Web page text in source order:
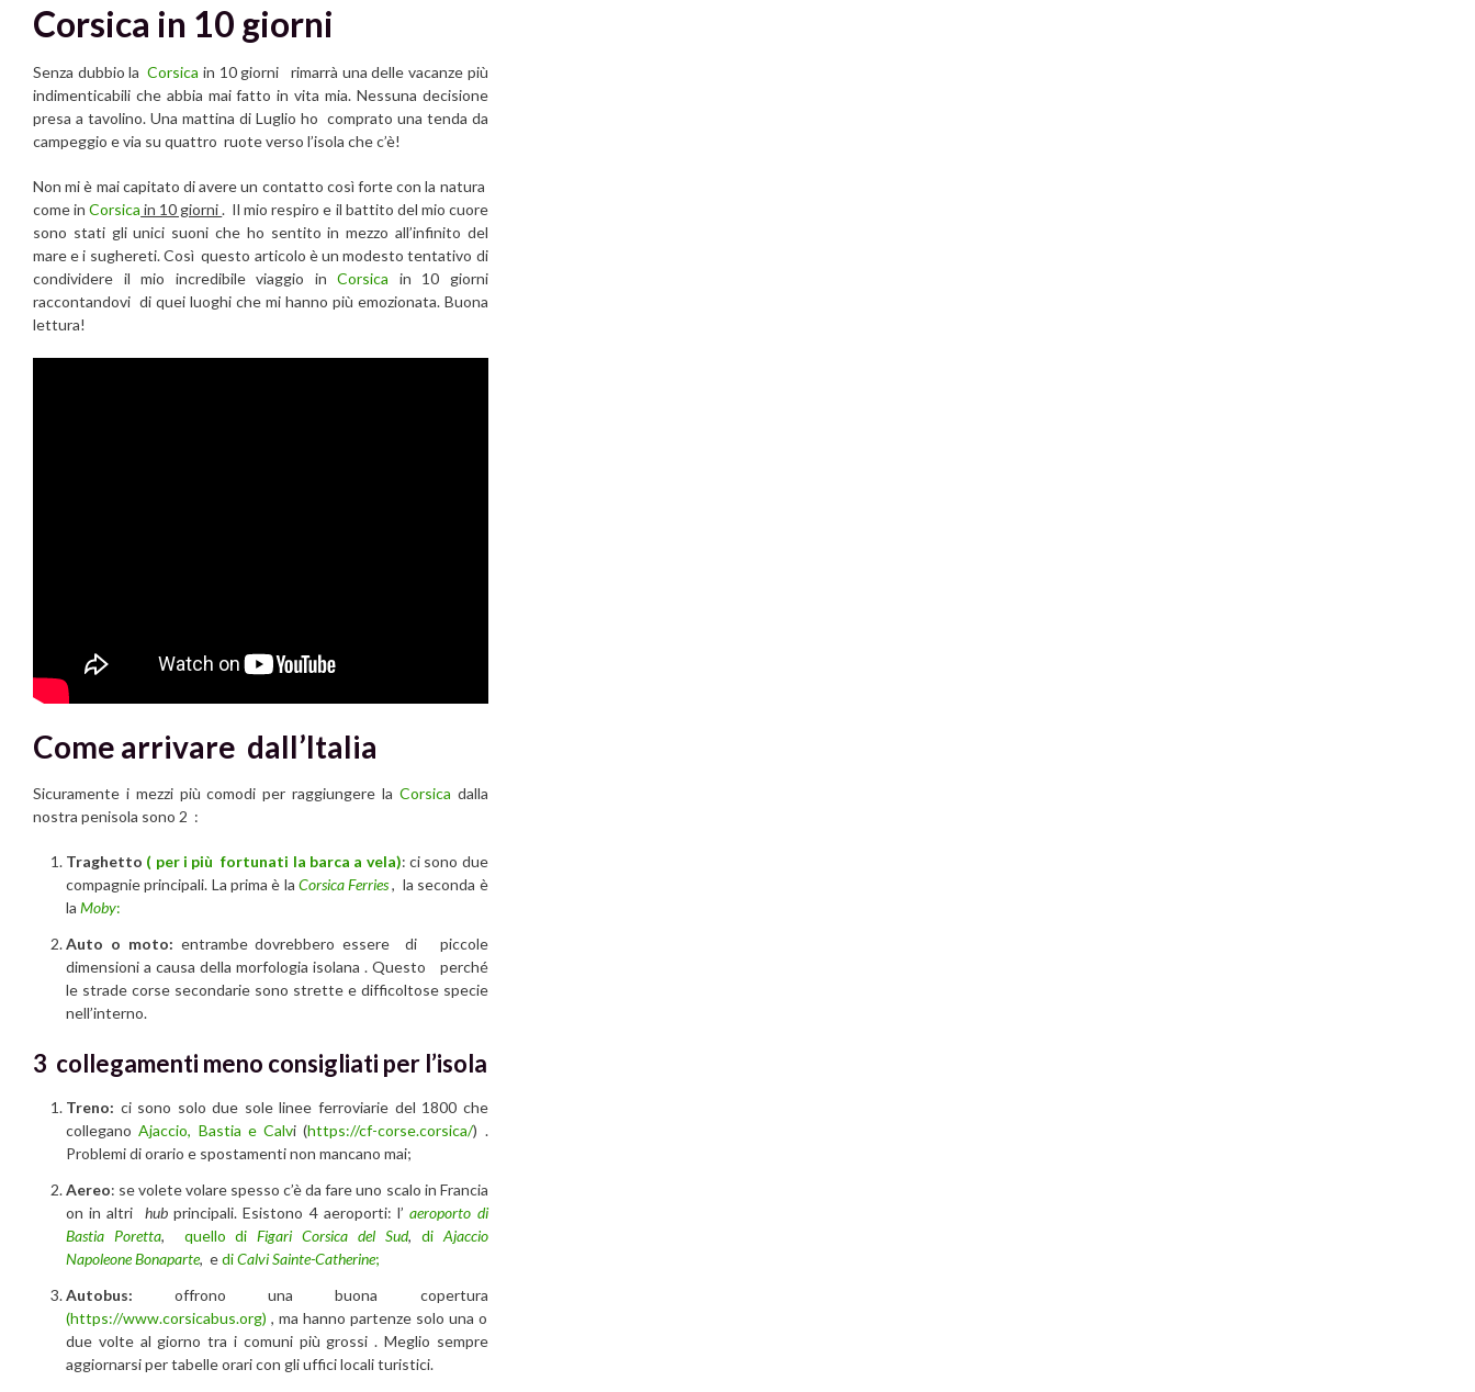
Corsica in 10 giorni
Senza dubbio laCorsica in 10 giorni rimarrà una delle vacanze più
indimenticabili che abbia mai fatto in vita mia. Nessuna decisione
presa a tavolino. Una mattina di Luglio ho comprato una tenda da
campeggio e via su quattro ruote verso l’isola che c’è!
Non mi è mai capitato di avere un contatto così forte con la natura
come inCorsica in 10 giorni. Il mio respiro e il battito del mio cuore
sono stati gli unici suoni che ho sentito in mezzo all’infinito del
mare e i sughereti. Così questo articolo è un modesto tentativo di
condividere il mio incredibile viaggio inCorsica in 10 giorni
raccontandovi di quei luoghi che mi hanno più emozionata. Buona
lettura!
Come arrivare dall’Italia
Sicuramente i mezzi più comodi per raggiungere la Corsica dalla
nostra penisola sono 2 :
Traghetto ( per i più fortunati la barca a vela): ci sono due
compagnie principali. La prima è la Corsica Ferries, la seconda è
la Moby:
Auto o moto: entrambe dovrebbero essere di piccole
dimensioni a causa della morfologia isolana . Questo perché
le strade corse secondarie sono strette e difficoltose specie
nell’interno.
3 collegamenti meno consigliati per l’isola
Treno: ci sono solo due sole linee ferroviarie del 1800 che
colleganoAjaccio, Bastia e Calvi (https://cf-corse.corsica/) .
Problemi di orario e spostamenti non mancano mai;
Aereo: se volete volare spesso c’è da fare uno scalo in Francia
on in altri hubprincipali. Esistono 4 aeroporti: l’aeroporto di
Bastia Poretta, quello di Figari Corsica del Sud, di Ajaccio
Napoleone Bonaparte, ediCalvi Sainte-Catherine;
Autobus: offrono una buona copertura
(https://www.corsicabus.org) , ma hanno partenze solo una o
due volte al giorno tra i comuni più grossi . Meglio sempre
aggiornarsi per tabelle orari con gli uffici locali turistici.